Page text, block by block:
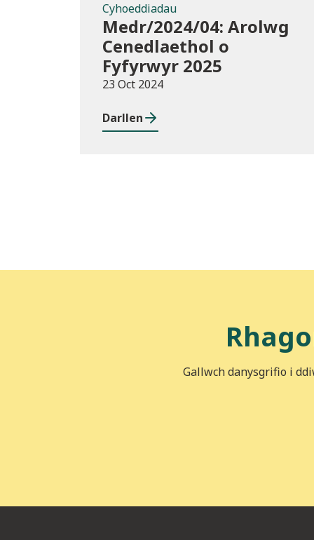
Cyhoeddiadau
Medr/2024/04: Arolwg
Cenedlaethol o
Fyfyrwyr 2025
23 Oct 2024
Darllen
Gallwch danysgrifio i